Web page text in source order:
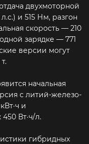
двухмоторной
и 515 Нм, разгон
скорость — 210
зарядке — 771
версии могут
начальная
с литий-железо-
и
Вт·ч/л.
гибридных